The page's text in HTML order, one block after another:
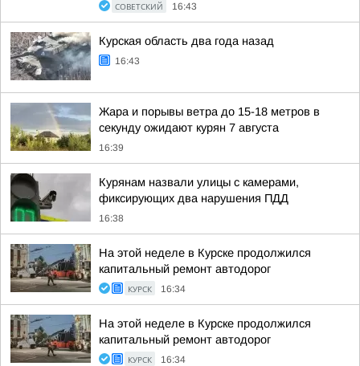
СОВЕТСКИЙ 16:43
Курская область два года назад
16:43
Жара и порывы ветра до 15-18 метров в
секунду ожидают курян 7 августа
16:39
Курянам назвали улицы с камерами,
фиксирующих два нарушения ПДД
16:38
На этой неделе в Курске продолжился
капитальный ремонт автодорог
КУРСК 16:34
На этой неделе в Курске продолжился
капитальный ремонт автодорог
КУРСК 16:34